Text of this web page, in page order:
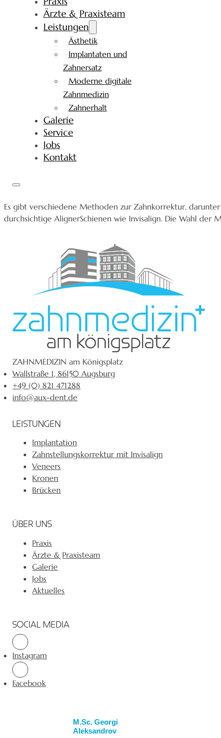
Ärzte & Praxisteam
Leistungen
Ästhetik
Implantaten und
Zahnersatz
Moderne digitale
Zahnmedizin
Zahnerhalt
Galerie
Service
Jobs
Kontakt
Es gibt verschiedene Methoden zur Zahnkorrektur,
durchsichtige AlignerSchienen wie Invisalign. Die Wahl der
ZAHNMEDIZIN am Königsplatz
Wallstraße 1, 86150 Augsburg
+49 (0) 821 471288
info@aux-dent.de
LEISTUNGEN
Implantation
Zahnstellungskorrektur mit Invisalign
Veneers
Kronen
Brücken
ÜBER UNS
Praxis
Ärzte & Praxisteam
Galerie
Jobs
Aktuelles
SOCIAL MEDIA
Instagram
Facebook
M.Sc. Georgi
Aleksandrov